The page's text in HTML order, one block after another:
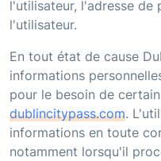
l'utilisateur, l'adresse de
l'utilisateur.
En tout état de cause
informations
pour le besoin de
dublincitypass.com.
informations en toute
notamment lorsqu'il